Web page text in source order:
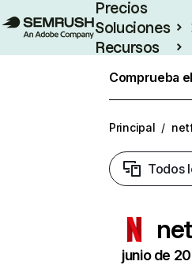
Precios
Soluciones
Recursos
Comprueba
Principal /
Todos
junio de